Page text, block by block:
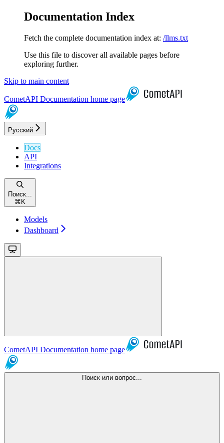
Documentation Index
Fetch the complete documentation index at: /llms.txt
Use this file to discover all available pages before
exploring further.
Skip to main content
CometAPI Documentation home page
Русский
Docs
API
Integrations
Поиск...
⌘ K
Models
Dashboard
CometAPI Documentation home page
Поиск или вопрос...